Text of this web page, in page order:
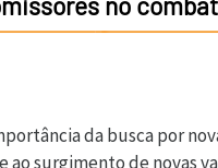
da busca por
surgimento de novas